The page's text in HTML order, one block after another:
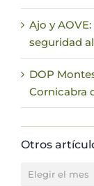
Ajo y
seguridad
DOP
Cornicabra
Otros
Otros